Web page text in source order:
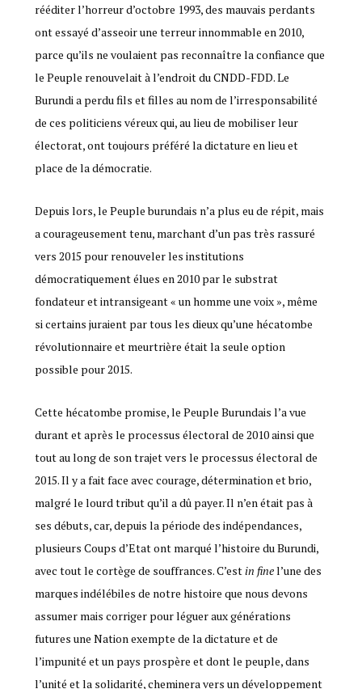
rééditer l’horreur d’octobre 1993, des mauvais perdants
ont essayé d’asseoir une terreur innommable en 2010,
parce qu’ils ne voulaient pas reconnaître la confiance que
le Peuple renouvelait à l’endroit du CNDD-FDD. Le
Burundi a perdu fils et filles au nom de l’irresponsabilité
de ces politiciens véreux qui, au lieu de mobiliser leur
électorat, ont toujours préféré la dictature en lieu et
place de la démocratie.
Depuis lors, le Peuple burundais n’a plus eu de répit, mais
a courageusement tenu, marchant d’un pas très rassuré
vers 2015 pour renouveler les institutions
démocratiquement élues en 2010 par le substrat
fondateur et intransigeant « un homme une voix », même
si certains juraient par tous les dieux qu’une hécatombe
révolutionnaire et meurtrière était la seule option
possible pour 2015.
Cette hécatombe promise, le Peuple Burundais l’a vue
durant et après le processus électoral de 2010 ainsi que
tout au long de son trajet vers le processus électoral de
2015. Il y a fait face avec courage, détermination et brio,
malgré le lourd tribut qu’il a dû payer. Il n’en était pas à
ses débuts, car, depuis la période des indépendances,
plusieurs Coups d’Etat ont marqué l’histoire du Burundi,
avec tout le cortège de souffrances. C’estin finel’une des
marques indélébiles de notre histoire que nous devons
assumer mais corriger pour léguer aux générations
futures une Nation exempte de la dictature et de
l’impunité et un pays prospère et dont le peuple, dans
l’unité et la solidarité, cheminera vers un développement